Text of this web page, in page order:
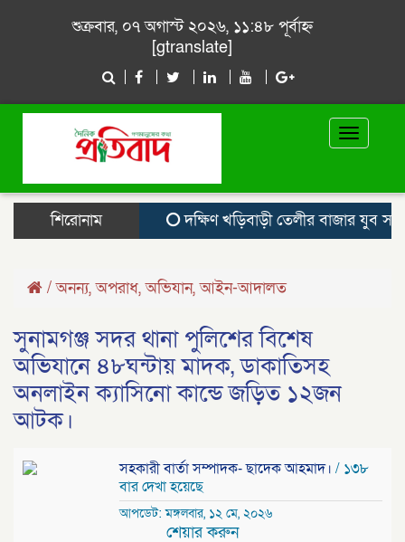
শুক্রবার, ০৭ অগাস্ট ২০২৬, ১১:৪৮ পূর্বাহ্ন
[gtranslate]
Toggle
শিরোনাম দক্ষিণ খড়িবাড়ী তেলীর বাজার যুব
/অনন্য,অপরাধ,অভিযান,আইন-আদালত
সুনামগঞ্জ সদর থানা পুলিশের বিশেষ
অভিযানে ৪৮ঘন্টায় মাদক, ডাকাতিসহ
অনলাইন ক্যাসিনো কান্ডে জড়িত ১২জন
আটক।
সহকারী বার্তা সম্পাদক- ছাদেক আহমাদ। / ১৩৮
বার দেখা হয়েছে
আপডেট: মঙ্গলবার, ১২ মে, ২০২৬
শেয়ার করুন